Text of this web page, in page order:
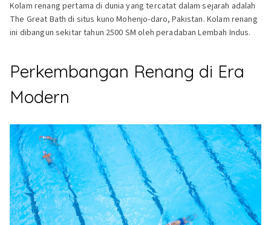
Kolam renang pertama di dunia yang tercatat dalam sejarah adalah
The Great Bath di situs kuno Mohenjo-daro, Pakistan. Kolam renang
ini dibangun sekitar tahun 2500 SM oleh peradaban Lembah Indus.
Perkembangan Renang di Era
Modern